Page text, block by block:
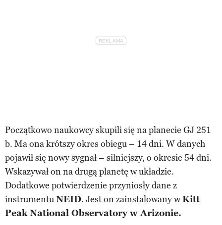
Początkowo naukowcy skupili się na planecie GJ 251
b. Ma ona krótszy okres obiegu – 14 dni. W danych
pojawił się nowy sygnał – silniejszy, o okresie 54 dni.
Wskazywał on na drugą planetę w układzie.
Dodatkowe potwierdzenie przyniosły dane z
instrumentuNEID. Jest on zainstalowany wKitt
Peak National Observatory w Arizonie.